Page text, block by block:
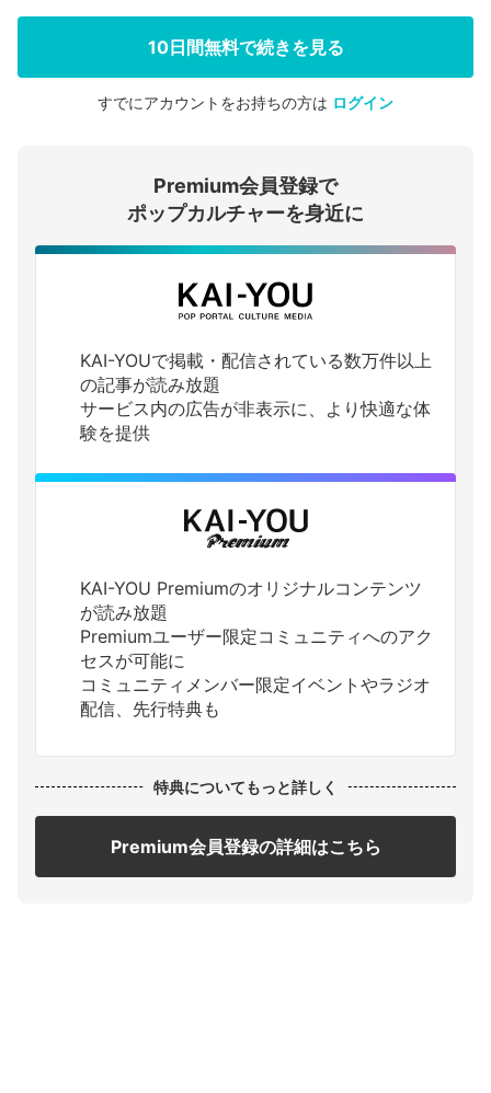
会員登録する
ログインする
10日間無料で続きを見る
すでにアカウントをお持ちの方は ログイン
Premium会員登録で
ポップカルチャーを身近に
KAI-YOUで掲載・配信されている数万件以上
の記事が読み放題
サービス内の広告が非表示に、より快適な体
験を提供
KAI-YOU Premiumのオリジナルコンテンツ
が読み放題
Premiumユーザー限定コミュニティへのアク
セスが可能に
コミュニティメンバー限定イベントやラジオ
配信、先行特典も
特典についてもっと詳しく
Premium会員登録の詳細はこちら